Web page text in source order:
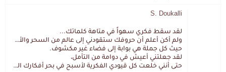
S. Doukalli
لقد سقط فكري سهواً في متاهة كلماتك...
ولم أكن أعلم أن حروفك ستقودني إلى عالم من السحر والألغاز،
حيث كل جملة هي بوابة إلى فضاء غير مكشوف.
لقد جعلتني أعيش في دوامة من التأمل،
حتى أنني خلعت كل قيودي الفكرية لأسبح في بحر أفكارك العميق.